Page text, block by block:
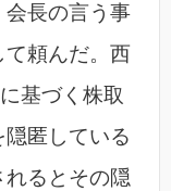
会長の言う事
て頼んだ。西
基づく株取
匿している
るとその隠